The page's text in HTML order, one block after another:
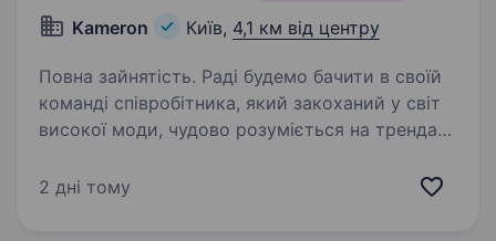
Kameron Київ, 4,1 км від центру
Повна зайнятість. Раді будемо бачити в своїй
команді співробітника, який закоханий у світ
високої моди, чудово розуміється на трендах,
брендами; Для кого робота з людьми
2 дні тому